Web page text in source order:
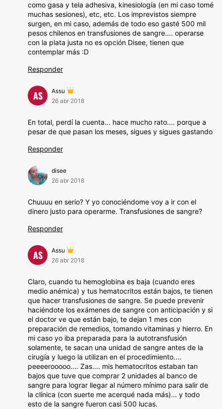
como gasa y tela adhesiva, kinesiología (en mi caso tomé
muchas sesiones), etc, etc. Los imprevistos siempre
surgen, en mi caso, además de todo eso gasté 500 mil
pesos chilenos en transfusiones de sangre.... operarse
con la plata justa no es opción Disee, tienen que
contemplar más :D
Responder
AS
Assu
26 abr 2018
En total, perdí la cuenta... hace mucho rato.... porque a
pesar de que pasan los meses, sigues y sigues gastando
Responder
disee
26 abr 2018
Chuuuu en serio? Y yo conociéndome voy a ir con el
dinero justo para operarme. Transfusiones de sangre?
Responder
AS
Assu
26 abr 2018
Claro, cuando tu hemoglobina es baja (cuando eres
medio anémica) y tus hematocritos están bajos, te tienen
que hacer transfusiones de sangre. Se puede prevenir
haciéndote los exámenes de sangre con anticipación y si
el doctor ve que están bajo, te dejan 1 mes con
preparación de remedios, tomando vitaminas y hierro. En
mi caso yo iba preparada para la autotransfusión
solamente, te sacan una unidad de sangre antes de la
cirugía y luego la utilizan en el procedimiento....
peeeerooooo.... Zas.... mis hematocritos estaban tan
bajos que tuve que comprar 2 unidades al banco de
sangre para lograr llegar al número mínimo para salir de
la clínica (con suerte me acerqué nada más)... y todo
esto de la sangre fueron casi 500 lucas.